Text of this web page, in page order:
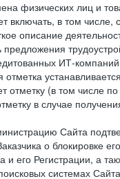
физических лиц и
включать, в том
описание
ИТ-
отметку (в том числе
в случае
Сайта
о блокировке
и его Регистрации, а
системах